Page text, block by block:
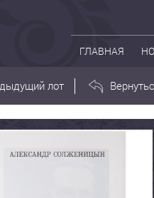
ГЛАВНАЯ
лот